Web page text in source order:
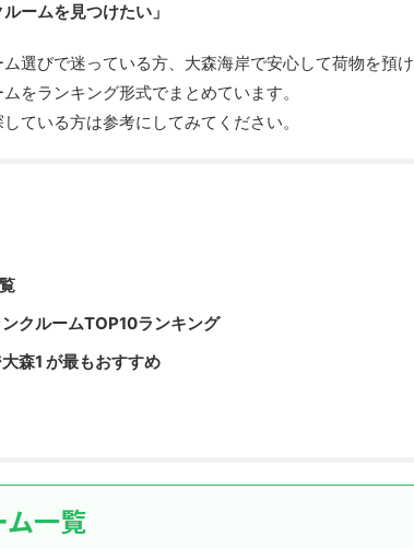
ームを見つけたい」
選びで迷っている方、大森海岸で安心して荷物を預け
をランキング形式でまとめています。
ている方は参考にしてみてください。
クルームTOP10ランキング
森1 が最もおすすめ
一覧